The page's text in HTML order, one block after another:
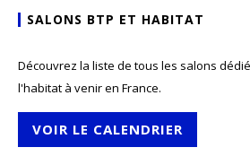
SALONS BTP ET HABITAT
Découvrez la liste de tous les salons
l'habitat à venir en France.
VOIR LE CALENDRIER